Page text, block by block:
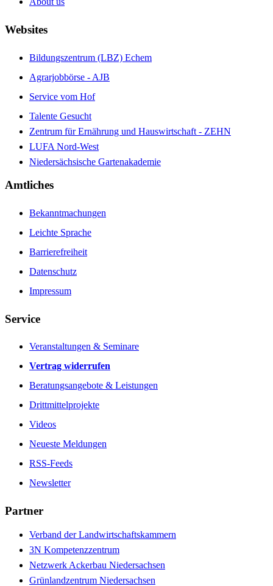
Websites
Bildungszentrum (LBZ) Echem
Agrarjobbörse - AJB
Service vom Hof
Talente Gesucht
Zentrum für Ernährung und Hauswirtschaft - ZEHN
LUFA Nord-West
Niedersächsische Gartenakademie
Amtliches
Bekanntmachungen
Leichte Sprache
Barrierefreiheit
Datenschutz
Impressum
Service
Veranstaltungen & Seminare
Vertrag widerrufen
Beratungsangebote & Leistungen
Drittmittelprojekte
Videos
Neueste Meldungen
RSS-Feeds
Newsletter
Partner
Verband der Landwirtschaftskammern
3N Kompetenzzentrum
Netzwerk Ackerbau Niedersachsen
Grünlandzentrum Niedersachsen